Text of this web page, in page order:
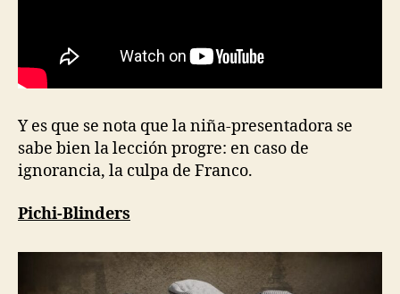
Y es que se nota que la niña-presentadora se
sabe bien la lección progre: en caso de
ignorancia, la culpa de Franco.
Pichi-Blinders